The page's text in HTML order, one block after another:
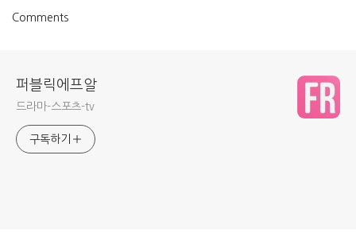
Comments
퍼블릭에프알
드라마-스포츠-tv
구독하기